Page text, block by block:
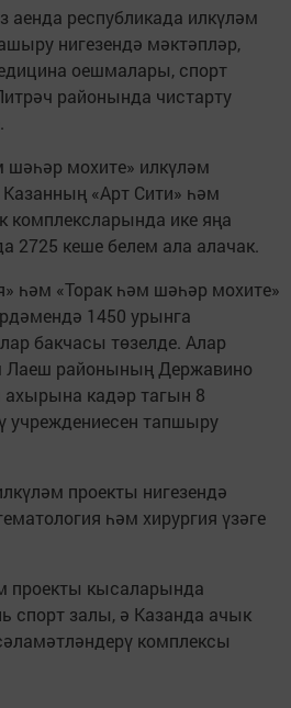
республикада илкүләм
нигезендә мәктәпләр,
оешмалары, спорт
районында чистарту
шәһәр мохите» илкүләм
«Арт Сити» һәм
комплексларында ике яңа
2725 кеше белем ала алачак.
һәм «Торак һәм шәһәр мохите»
1450 урынга
бакчасы төзелде. Алар
Лаеш районының Державино
кадәр тагын 8
учреждениесен тапшыру
проекты нигезендә
һәм хирургия үзәге
проекты кысаларында
спорт залы, ә Казанда ачык
комплексы